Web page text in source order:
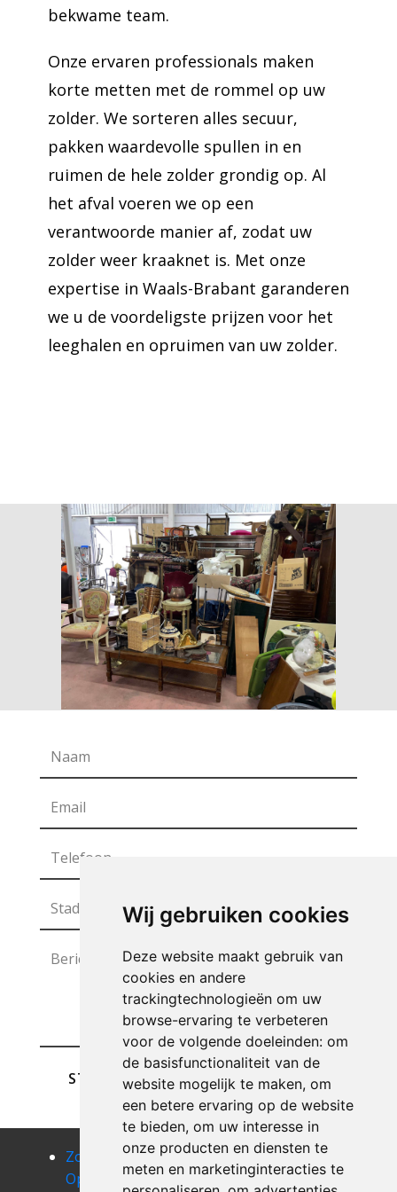
Wij gebruiken cookies
Deze website maakt gebruik van
cookies en andere
trackingtechnologieën om uw
browse-ervaring te verbeteren
voor de volgende doeleinden: om
de basisfunctionaliteit van de
website mogelijk te maken, om
een betere ervaring op de website
te bieden, om uw interesse in
onze producten en diensten te
meten en marketinginteracties te
bekwame team.
Onze ervaren professionals maken
korte metten met de rommel op uw
zolder. We sorteren alles secuur,
pakken waardevolle spullen in en
ruimen de hele zolder grondig op. Al
het afval voeren we op een
verantwoorde manier af, zodat uw
zolder weer kraaknet is. Met onze
expertise in Waals-Brabant garanderen
we u de voordeligste prijzen voor het
leeghalen en opruimen van uw zolder.
STUREN
Zolder
Opruimen
Zolder
Opruimen
Zolder
Opruimen